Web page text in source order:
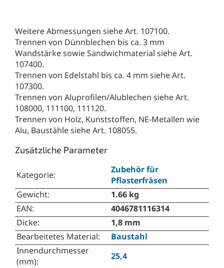
Weitere Abmessungen siehe Art. 107100.
Trennen von Dünnblechen bis ca. 3 mm
Wandstärke sowie Sandwichmaterial siehe Art.
107400.
Trennen von Edelstahl bis ca. 4 mm siehe Art.
107300.
Trennen von Aluprofilen/Alublechen siehe Art.
108000, 111100, 111120.
Trennen von Holz, Kunststoffen, NE-Metallen wie
Alu, Baustähle siehe Art. 108055.
Zusätzliche Parameter
Kategorie:
Zubehör für
Pflasterfräsen
Gewicht:
1.66 kg
EAN:
4046781116314
Dicke:
1,8 mm
Bearbeitetes Material:
Baustahl
Innendurchmesser
(mm):
25,4